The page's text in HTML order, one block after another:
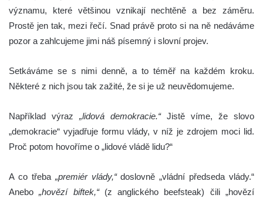
významu, které většinou vznikají nechtěně a bez záměru.
Prostě jen tak, mezi řečí. Snad právě proto si na ně nedáváme
pozor a zahlcujeme jimi náš písemný i slovní projev.
Setkáváme se s nimi denně, a to téměř na každém kroku.
Některé z nich jsou tak zažité, že si je už neuvědomujeme.
Například výraz „lidová demokracie.“Jistě víme, že slovo
„demokracie“ vyjadřuje formu vlády, v níž je zdrojem moci lid.
Proč potom hovoříme o „lidové vládě lidu?“
A co třeba „premiér vlády,“doslovně „vládní předseda vlády.“
Anebo„hovězí biftek,“(z anglického beefsteak) čili „hovězí